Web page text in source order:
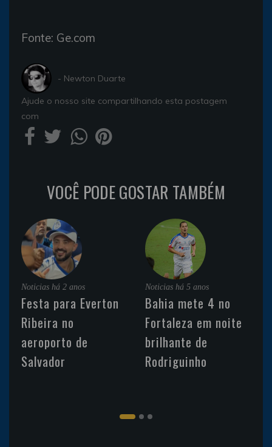
Fonte: Ge.com
- Newton Duarte
Ajude o nosso site compartilhando esta postagem
com
VOCÊ PODE GOSTAR TAMBÉM
Noticias há 2 anos
Festa para Everton
Ribeira no
aeroporto de
Salvador
Noticias há 5 anos
Bahia mete 4 no
Fortaleza em noite
brilhante de
Rodriguinho